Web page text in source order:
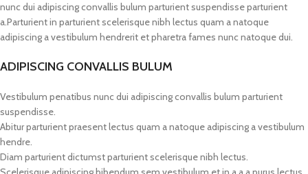
nunc dui adipiscing convallis bulum parturient suspendisse parturient
a.Parturient in parturient scelerisque nibh lectus quam a natoque
adipiscing a vestibulum hendrerit et pharetra fames nunc natoque dui.
ADIPISCING CONVALLIS BULUM
Vestibulum penatibus nunc dui adipiscing convallis bulum parturient
suspendisse.
Abitur parturient praesent lectus quam a natoque adipiscing a vestibulum
hendre.
Diam parturient dictumst parturient scelerisque nibh lectus.